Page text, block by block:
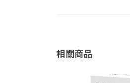
相關商品